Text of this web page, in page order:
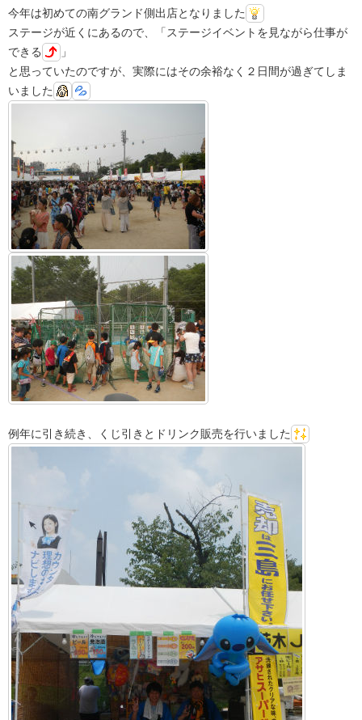
今年は初めての南グランド側出店となりました
ステージが近くにあるので、「ステージイベントを見ながら仕事が
できる
」
と思っていたのですが、実際にはその余裕なく２日間が過ぎてしま
いました
例年に引き続き、くじ引きとドリンク販売を行いました